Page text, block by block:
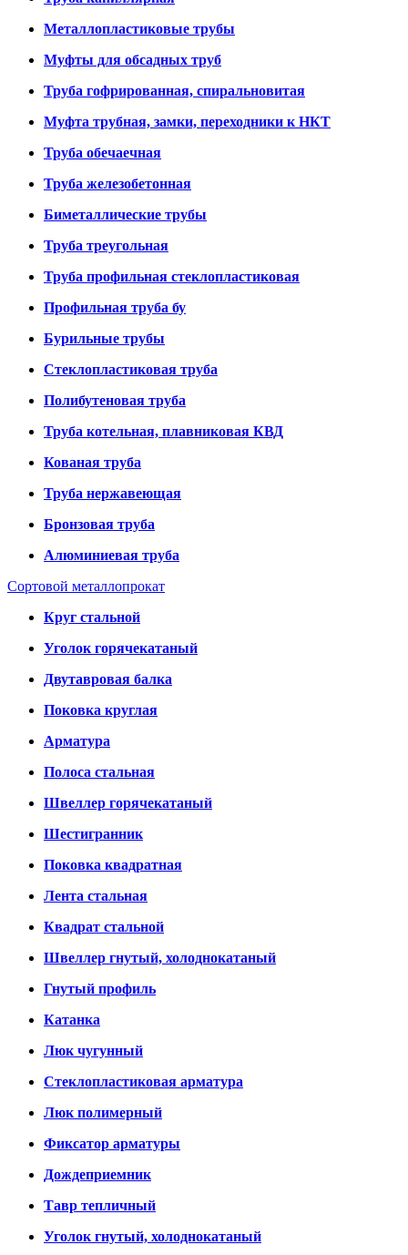
Металлопластиковые трубы
Муфты для обсадных труб
Труба гофрированная, спиральновитая
Муфта трубная, замки, переходники к НКТ
Труба обечаечная
Труба железобетонная
Биметаллические трубы
Труба треугольная
Труба профильная стеклопластиковая
Профильная труба бу
Бурильные трубы
Стеклопластиковая труба
Полибутеновая труба
Труба котельная, плавниковая КВД
Кованая труба
Труба нержавеющая
Бронзовая труба
Алюминиевая труба
Сортовой металлопрокат
Круг стальной
Уголок горячекатаный
Двутавровая балка
Поковка круглая
Арматура
Полоса стальная
Швеллер горячекатаный
Шестигранник
Поковка квадратная
Лента стальная
Квадрат стальной
Швеллер гнутый, холоднокатаный
Гнутый профиль
Катанка
Люк чугунный
Стеклопластиковая арматура
Люк полимерный
Фиксатор арматуры
Дождеприемник
Тавр тепличный
Уголок гнутый, холоднокатаный